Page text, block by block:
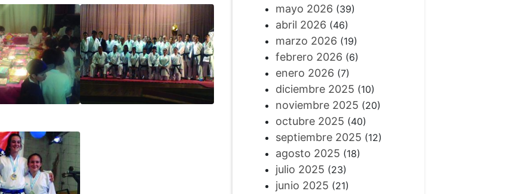
mayo 2026 (39)
abril 2026 (46)
marzo 2026 (19)
febrero 2026 (6)
enero 2026 (7)
diciembre 2025 (10)
noviembre 2025 (20)
octubre 2025 (40)
septiembre 2025 (12)
agosto 2025 (18)
julio 2025 (23)
junio 2025 (21)